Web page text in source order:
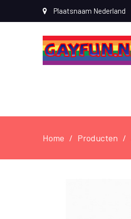
Plaatsnaam Nederland
Home Producten